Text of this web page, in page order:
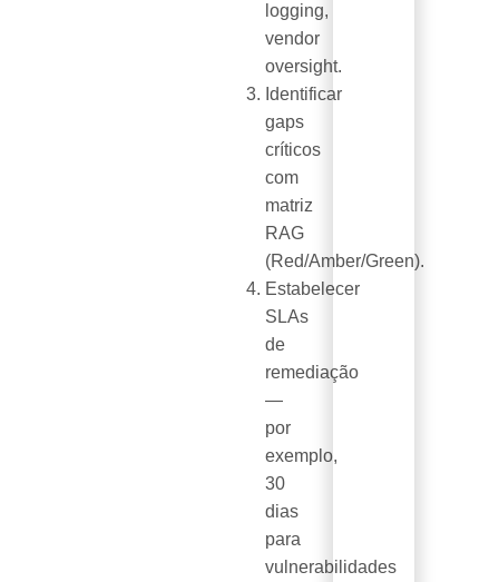
logging,
vendor
oversight.
Identificar
gaps
críticos
com
matriz
RAG
(Red/Amber/Green).
Estabelecer
SLAs
de
remediação
—
por
exemplo,
30
dias
para
vulnerabilidades